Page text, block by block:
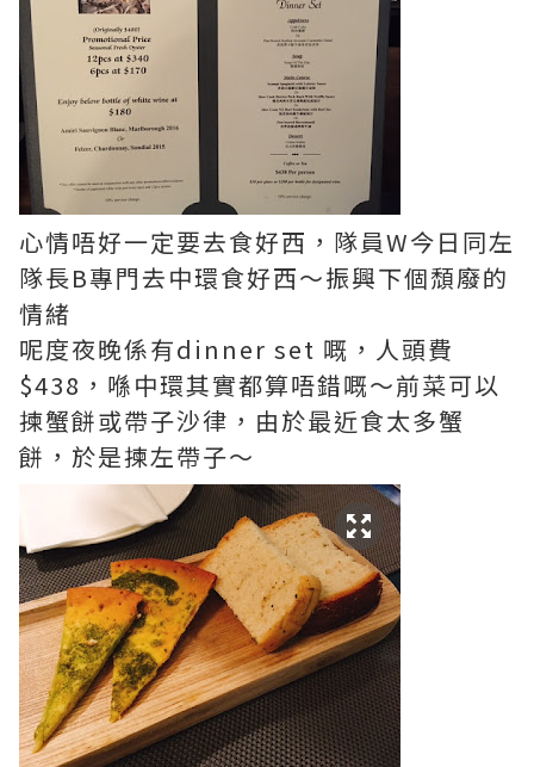
心情唔好一定要去食好西，隊員W今日同左
隊長B專門去中環食好西～振興下個頹廢的
情緒
呢度夜晚係有dinner set 嘅，人頭費
$438，喺中環其實都算唔錯嘅～前菜可以
揀蟹餅或帶子沙律，由於最近食太多蟹
餅，於是揀左帶子～